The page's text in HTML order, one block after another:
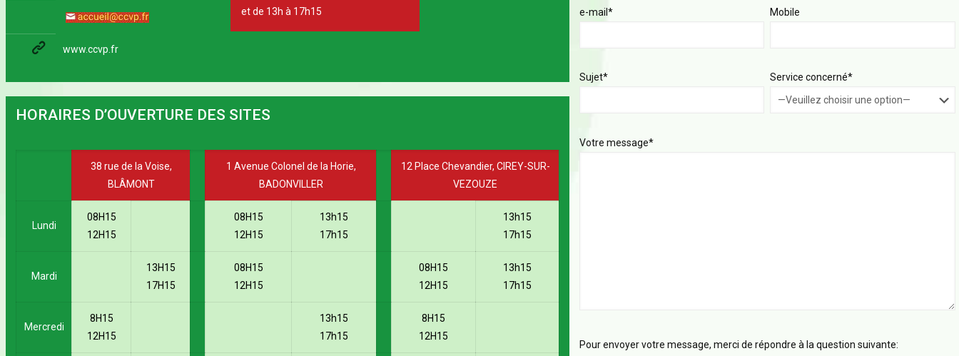
www.ccvp.fr
et de 13h à 17h15
HORAIRES D’OUVERTURE DES SITES
38 rue de la Voise,
BLÂMONT
1 Avenue Colonel de la Horie,
BADONVILLER
12 Place Chevandier, CIREY-SUR-
VEZOUZE
Lundi
08H15
12H15
08H15
12H15
13h15
17h15
13h15
17h15
Mardi
13H15
17H15
08H15
12H15
08H15
12H15
13h15
17h15
Mercredi
8H15
12H15
13h15
17h15
8H15
12H15
e-mail* Mobile
Sujet* Service concerné*
Votre message*
Pour envoyer votre message, merci de répondre à la question suivante: